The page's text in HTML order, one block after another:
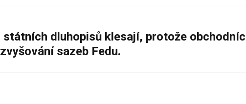
dluhopisů klesají, protože
sazeb Fedu.